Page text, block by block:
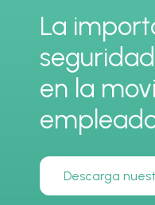
La
en la
Descarga